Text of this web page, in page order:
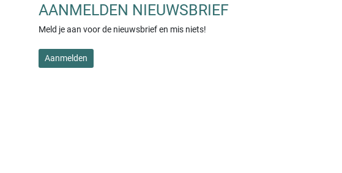
AANMELDEN NIEUWSBRIEF
Meld je aan voor de nieuwsbrief en mis niets!
Aanmelden